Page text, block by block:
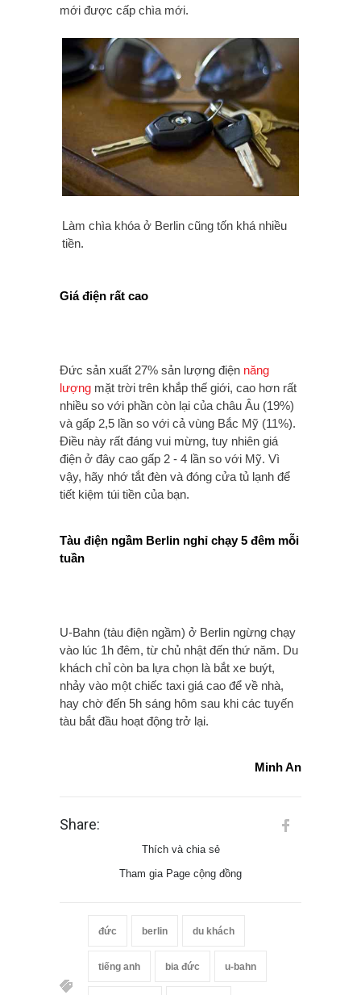
mới được cấp chìa mới.
Làm chìa khóa ở Berlin cũng tốn khá nhiều
tiền.
Giá điện rất cao
Đức sản xuất 27% sản lượng điện năng
lượng mặt trời trên khắp thế giới, cao hơn rất
nhiều so với phần còn lại của châu Âu (19%)
và gấp 2,5 lần so với cả vùng Bắc Mỹ (11%).
Điều này rất đáng vui mừng, tuy nhiên giá
điện ở đây cao gấp 2 - 4 lần so với Mỹ. Vì
vậy, hãy nhớ tắt đèn và đóng cửa tủ lạnh để
tiết kiệm túi tiền của bạn.
Tàu điện ngầm Berlin nghỉ chạy 5 đêm mỗi
tuần
U-Bahn (tàu điện ngầm) ở Berlin ngừng chạy
vào lúc 1h đêm, từ chủ nhật đến thứ năm. Du
khách chỉ còn ba lựa chọn là bắt xe buýt,
nhảy vào một chiếc taxi giá cao để về nhà,
hay chờ đến 5h sáng hôm sau khi các tuyến
tàu bắt đầu hoạt động trở lại.
Minh An
Share:
Thích và chia sẻ
Tham gia Page cộng đồng
đức berlin du khách
tiếng anh bia đức u-bahn